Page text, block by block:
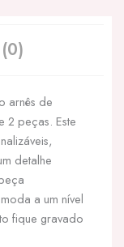
arnês de
2 peças. Este
detalhe
a um nível
fique gravado